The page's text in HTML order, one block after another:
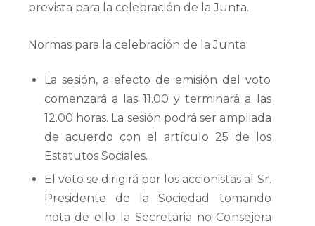
prevista para la celebración de la Junta.
Normas para la celebración de la Junta:
La sesión, a efecto de emisión del voto
comenzará a las 11.00 y terminará a las
12.00 horas. La sesión podrá ser ampliada
de acuerdo con el artículo 25 de los
Estatutos Sociales.
El voto se dirigirá por los accionistas al Sr.
Presidente de la Sociedad tomando
nota de ello la Secretaria no Consejera